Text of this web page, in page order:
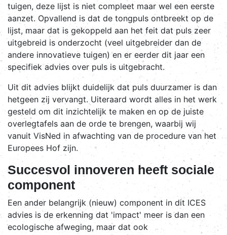
tuigen, deze lijst is niet compleet maar wel een eerste
aanzet. Opvallend is dat de tongpuls ontbreekt op de
lijst, maar dat is gekoppeld aan het feit dat puls zeer
uitgebreid is onderzocht (veel uitgebreider dan de
andere innovatieve tuigen) en er eerder dit jaar een
specifiek advies over puls is uitgebracht.
Uit dit advies blijkt duidelijk dat puls duurzamer is dan
hetgeen zij vervangt. Uiteraard wordt alles in het werk
gesteld om dit inzichtelijk te maken en op de juiste
overlegtafels aan de orde te brengen, waarbij wij
vanuit VisNed in afwachting van de procedure van het
Europees Hof zijn.
Succesvol innoveren heeft sociale
component
Een ander belangrijk (nieuw) component in dit ICES
advies is de erkenning dat 'impact' meer is dan een
ecologische afweging, maar dat ook